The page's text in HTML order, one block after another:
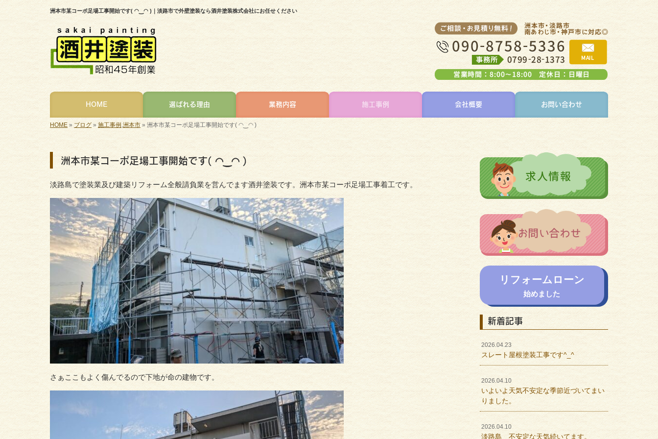
洲本市某コーポ足場工事開始です( ◠‿◠ )｜淡路市で外壁塗装なら酒井塗装株式会社にお任せください
HOME 選ばれる理由 業務内容 施工事例 会社概要 お問い合わせ
HOME » ブログ » 施工事例,洲本市 » 洲本市某コーポ足場工事開始です( ◠‿◠ )
洲本市某コーポ足場工事開始です( ◠‿◠ )
淡路島で塗装業及び建築リフォーム全般請負業を営んでます酒井塗装です。洲本市某コーポ足場工事着工です。
さぁここもよく傷んでるので下地が命の建物です。
リフォームローン
始めました
新着記事
2026.04.23
スレート屋根塗装工事です^_^
2026.04.10
いよいよ天気不安定な季節近づいてまい
りました。
2026.04.10
淡路島 不安定な天気続いてます。